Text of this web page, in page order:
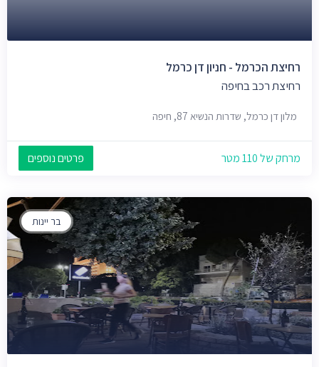
רחיצת הכרמל - חניון דן כרמל
רחיצת רכב בחיפה
מלון דן כרמל, שדרות הנשיא 87, חיפה
מרחק של 110 מטר פרטים נוספים
בר יינות